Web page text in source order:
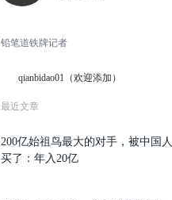
铅笔道铁牌记者
qianbidao01（欢迎添加）
最近文章
200亿始祖鸟最大的对手，被中国人
买了：年入20亿